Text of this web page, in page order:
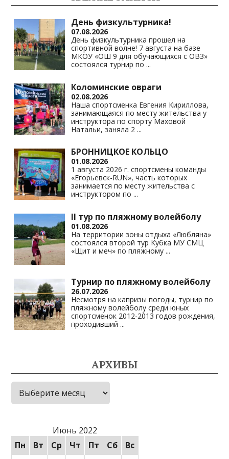
as
s
ni
ki
m p
p
n
k
День физкультурника!
07.08.2026
День физкультурника прошел на
спортивной волне! 7 августа на базе
МКОУ «ОШ 9 для обучающихся с ОВЗ»
состоялся турнир по ...
Коломинские овраги
02.08.2026
Наша спортсменка Евгения Кириллова,
занимающаяся по месту жительства у
инструктора по спорту Маховой
Натальи, заняла 2 ...
БРОННИЦКОЕ КОЛЬЦО
01.08.2026
1 августа 2026 г. спортсмены команды
«Егорьевск-RUN», часть которых
занимается по месту жительства с
инструктором по ...
II тур по пляжному волейболу
01.08.2026
На территории зоны отдыха «Любляна»
состоялся второй тур Кубка МУ СМЦ
«Щит и меч» по пляжному ...
Турнир по пляжному волейболу
26.07.2026
Несмотря на капризы погоды, турнир по
пляжному волейболу среди юных
спортсменок 2012-2013 годов рождения,
проходивший ...
АРХИВЫ
Архивы
Июнь 2022
Пн
Вт Ср Чт Пт Сб
Вс